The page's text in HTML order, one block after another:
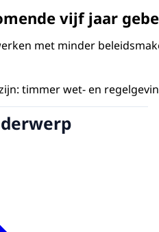
vijf jaar
met minder
timmer wet- en